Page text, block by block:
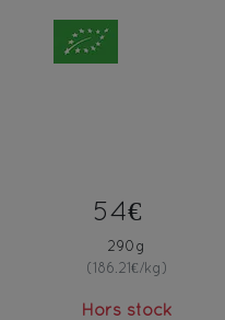
54€
290g
(186.21€/kg)
Hors stock